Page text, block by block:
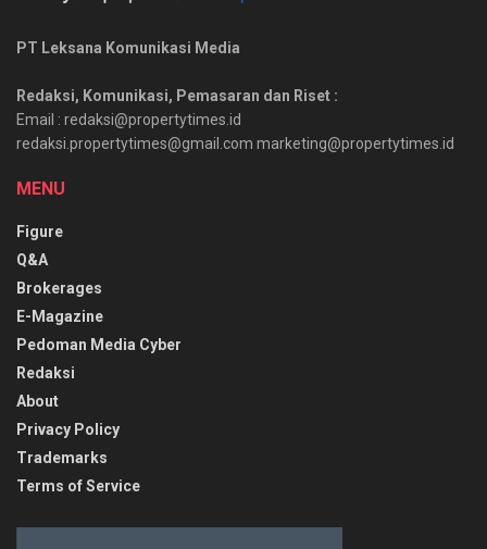
PT Leksana Komunikasi Media
Redaksi, Komunikasi, Pemasaran dan Riset :
Email : redaksi@propertytimes.id
redaksi.propertytimes@gmail.com marketing@propertytimes.id
MENU
Figure
Q&A
Brokerages
E-Magazine
Pedoman Media Cyber
Redaksi
About
Privacy Policy
Trademarks
Terms of Service